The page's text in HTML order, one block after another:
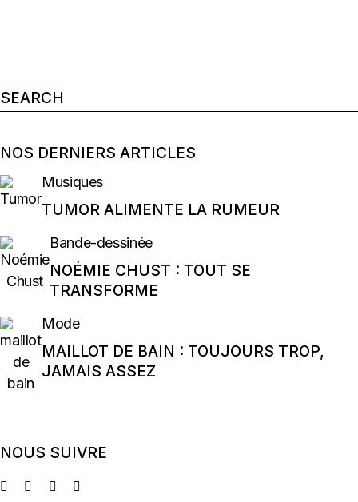
Search
for:
NOS DERNIERS ARTICLES
Musiques
TUMOR ALIMENTE LA RUMEUR
Bande-dessinée
NOÉMIE CHUST : TOUT SE
TRANSFORME
Mode
MAILLOT DE BAIN : TOUJOURS TROP,
JAMAIS ASSEZ
NOUS SUIVRE